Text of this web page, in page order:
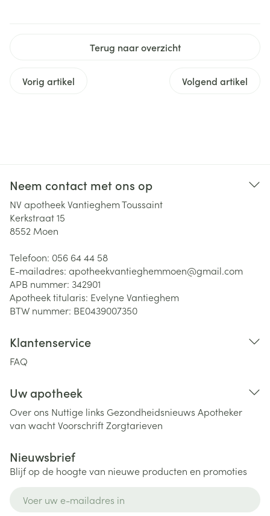
Terug naar overzicht
Vorig artikel Volgend artikel
Neem contact met ons op
NV apotheek Vantieghem Toussaint
Kerkstraat 15
8552 Moen
Telefoon: 056 64 44 58
E-mailadres: apotheekvantieghemmoen@gmail.com
APB nummer: 342901
Apotheek titularis: Evelyne Vantieghem
BTW nummer: BE0439007350
Klantenservice
FAQ
Uw apotheek
Over ons Nuttige links Gezondheidsnieuws Apotheker
van wachtVoorschriftZorgtarieven
Nieuwsbrief
Blijf op de hoogte van nieuwe producten en promoties